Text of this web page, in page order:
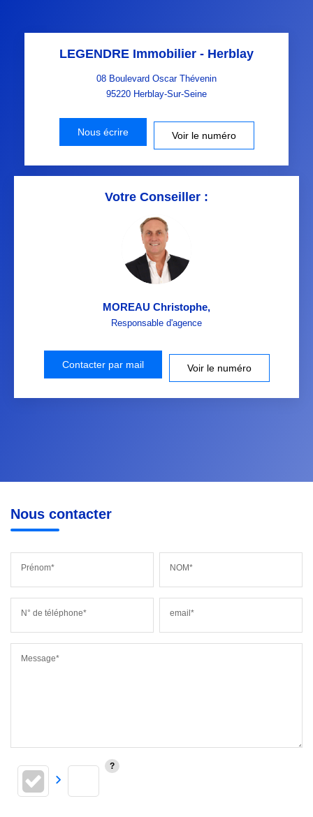
LEGENDRE Immobilier - Herblay
08 Boulevard Oscar Thévenin
95220 Herblay-Sur-Seine
Nous écrire Voir le numéro
Votre Conseiller :
MOREAU Christophe,
Responsable d'agence
Contacter par mail Voir le numéro
Nous contacter
Prénom* NOM*
N° de téléphone* email*
Message*